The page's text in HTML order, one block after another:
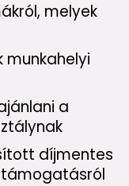
melyek
munkahelyi
a
díjmentes